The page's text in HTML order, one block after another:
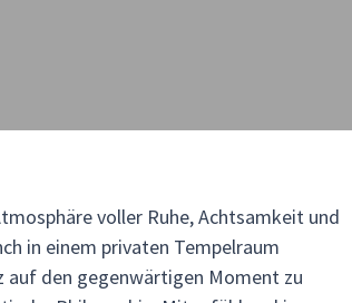
voller Ruhe, Achtsamkeit und
in einem privaten Tempelraum
auf den gegenwärtigen Moment zu